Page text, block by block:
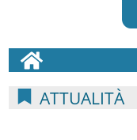
ATTUALITÀ